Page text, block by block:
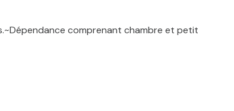
comprenant chambre et petit